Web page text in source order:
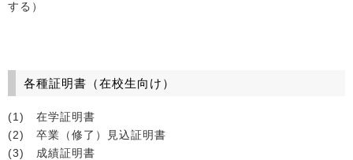
する）
各種証明書（在校生向け）
(1) 在学証明書
(2) 卒業（修了）見込証明書
(3) 成績証明書